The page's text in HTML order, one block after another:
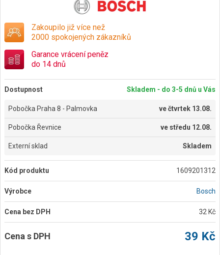
Zakoupilo již více než
2000 spokojených zákazníků
Garance vrácení peněz
do 14 dnů
Dostupnost Skladem - do 3-5 dnů u Vás
Pobočka Praha 8 - Palmovka večtvrtek 13.08.
Pobočka Řevnice ve středu 12.08.
Externí sklad Skladem
Kód produktu 1609201312
Výrobce Bosch
Cena bez DPH 32 Kč
Cena s DPH 39 Kč